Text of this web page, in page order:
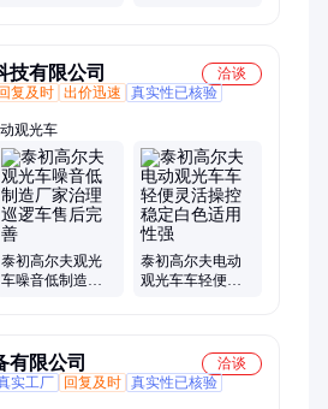
技有限公司
洽谈
复及时 出价迅速
真实性已核验
观光车
泰初高尔夫观光
车噪音低制造厂
泰初高尔夫电动
观光车车轻便灵
有限公司
洽谈
实工厂 回复及时 真实性已核验